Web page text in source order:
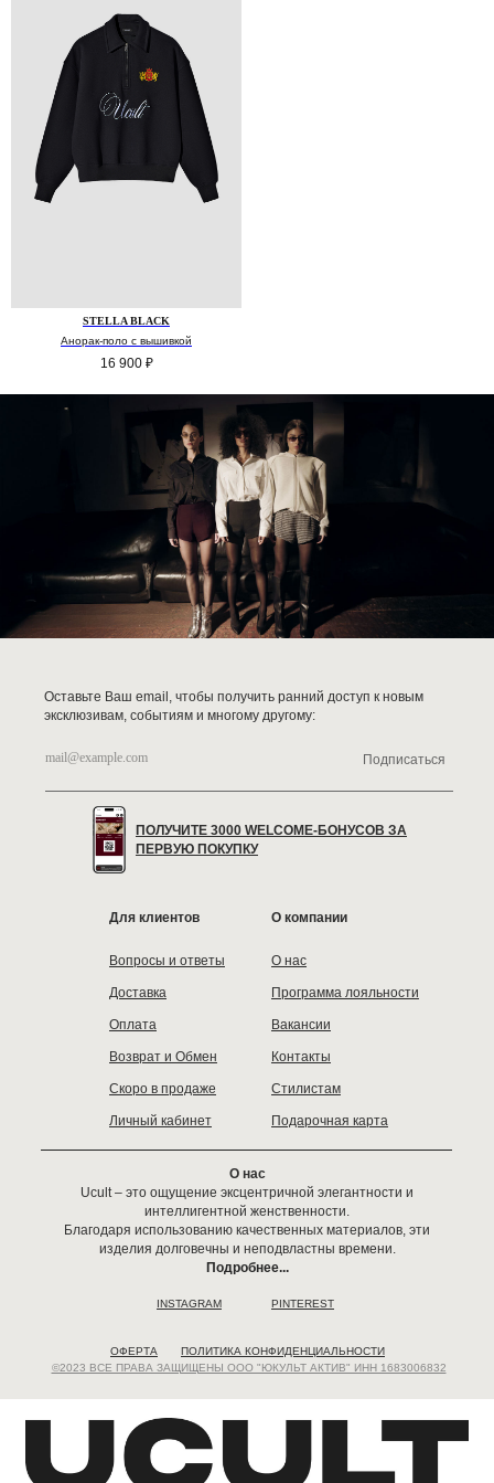
STELLA BLACK
Анорак-поло с вышивкой
16 900 ₽
Для клиентов
Вопросы и ответы
Доставка
Оплата
ПОЛУЧИТЕ 3000 WELCOME-БОНУСОВ ЗА
ПЕРВУЮ ПОКУПКУ
Возврат и Обмен
Скоро в продаже
О компании
Личный кабинет
О нас
Программа лояльности
Вакансии
Контакты
Стилистам
INSTAGRAM PINTEREST
©2023 ВСЕ ПРАВА ЗАЩИЩЕНЫ ООО "ЮКУЛЬТ АКТИВ" ИНН 1683006832
ОФЕРТА ПОЛИТИКА КОНФИДЕНЦИАЛЬНОСТИ
Подарочная карта
О нас
Ucult – это ощущение эксцентричной элегантности и
интеллигентной женственности.
Благодаря использованию качественных материалов, эти
изделия долговечны и неподвластны времени.
Подробнее...
Оставьте Ваш email, чтобы получить ранний доступ к новым
эксклюзивам, событиям и многому другому:
Подписаться